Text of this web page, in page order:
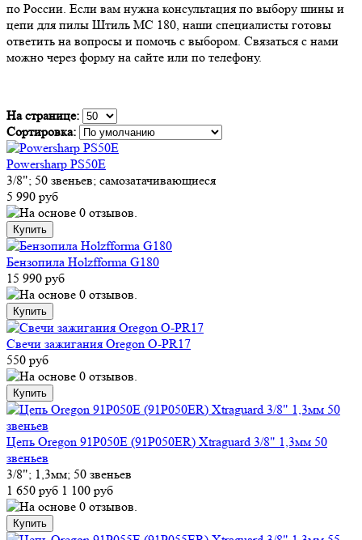
по России. Если вам нужна консультация по выбору шины и
цепи для пилы Штиль МС 180, наши специалисты готовы
ответить на вопросы и помочь с выбором. Связаться с нами
можно через форму на сайте или по телефону.
На странице:
Сортировка:
Powersharp PS50E
3/8"; 50 звеньев; самозатачивающиеся
5 990 руб
Бензопила Holzfforma G180
15 990 руб
Свечи зажигания Oregon O-PR17
550 руб
Цепь Oregon 91P050E (91P050ER) Xtraguard 3/8" 1,3мм 50
звеньев
3/8"; 1,3мм; 50 звеньев
1 650 руб 1 100 руб